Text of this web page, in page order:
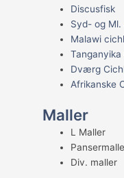
Discusfisk
Syd- og Ml.
Malawi
Tanganyika
Dværg
Afrikanske
Maller
L Maller
Div. maller